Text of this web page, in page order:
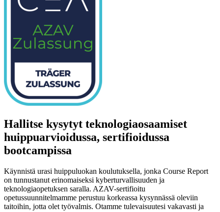
Hallitse kysytyt teknologiaosaamiset
huippuarvioidussa, sertifioidussa
bootcampissa
Käynnistä urasi huippuluokan koulutuksella, jonka Course Report
on tunnustanut erinomaiseksi kyberturvallisuuden ja
teknologiaopetuksen saralla. AZAV-sertifioitu
opetussuunnitelmamme perustuu korkeassa kysynnässä oleviin
taitoihin, jotta olet työvalmis. Otamme tulevaisuutesi vakavasti ja